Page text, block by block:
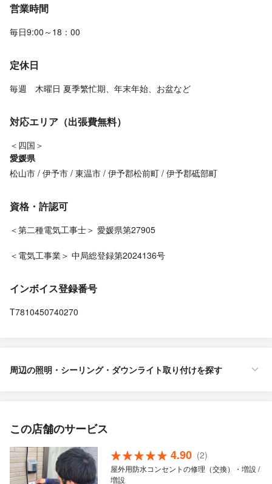
営業時間
毎日9:00～18：00
定休日
毎週 木曜日 夏季繁忙期、年末年始、お盆など
対応エリア（出張費無料）
＜四国＞
愛媛県
松山市 伊予市 東温市 伊予郡松前町 伊予郡砥部町
資格・許認可
＜第二種電気工事士＞ 愛媛県第27905
＜電気工事業＞ 中局総登録第2024136号
インボイス登録番号
T7810450740270
周辺の照明・シーリング・ダウンライト取り付けを探す
この店舗のサービス
4.90 (2)
屋外用防水コンセントの修理（交換）・増設 /
増設